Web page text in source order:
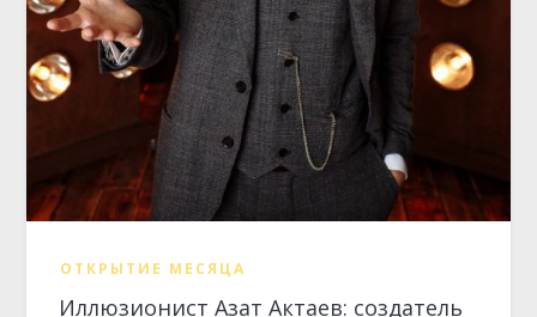
праздничных чудес